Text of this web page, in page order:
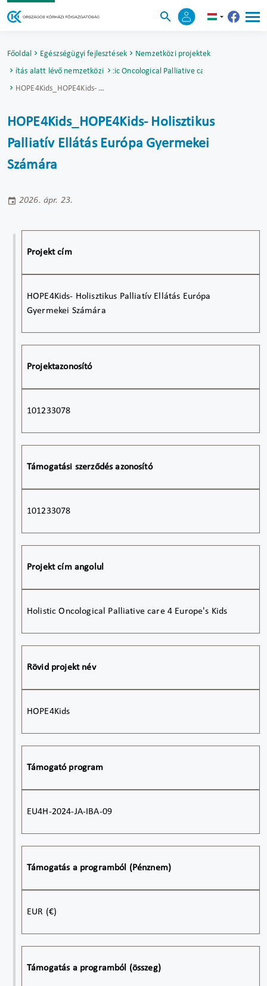
Főoldal Egészségügyi fejlesztések
Nemzetközi projektek
alatt lévő nemzetközi projektek
HOPE4Kids - Holistic Oncological Palliative care 4 Europe's Kids
HOPE4Kids_HOPE4Kids- Holisztikus Palliatív Ellátás Európa Gyermekei Számára
HOPE4Kids_HOPE4Kids- Holisztikus
Palliatív Ellátás Európa Gyermekei
Számára
2026. ápr. 23.
Projekt cím
HOPE4Kids- Holisztikus Palliatív Ellátás Európa
Gyermekei Számára
Projektazonosító
101233078
Támogatási szerződés azonosító
101233078
Projekt cím angolul
Holistic Oncological Palliative care 4 Europe's Kids
Rövid projekt név
HOPE4Kids
Támogató program
EU4H-2024-JA-IBA-09
Támogatás a programból (Pénznem)
EUR (€)
Támogatás a programból (összeg)